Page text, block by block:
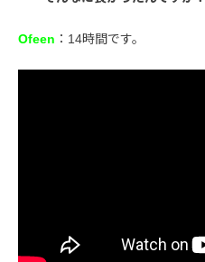
Ofeen ：14時間です。